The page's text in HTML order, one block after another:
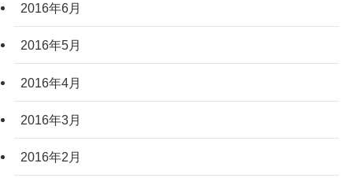
2016年6月
2016年5月
2016年4月
2016年3月
2016年2月